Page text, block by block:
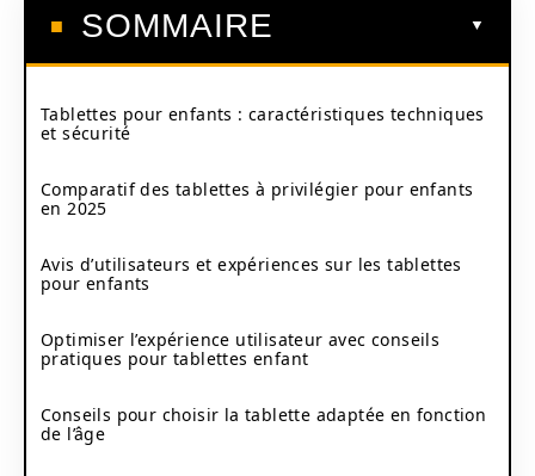
SOMMAIRE
Tablettes pour enfants : caractéristiques techniques
et sécurité
Comparatif des tablettes à privilégier pour enfants
en 2025
Avis d’utilisateurs et expériences sur les tablettes
pour enfants
Optimiser l’expérience utilisateur avec conseils
pratiques pour tablettes enfant
Conseils pour choisir la tablette adaptée en fonction
de l’âge